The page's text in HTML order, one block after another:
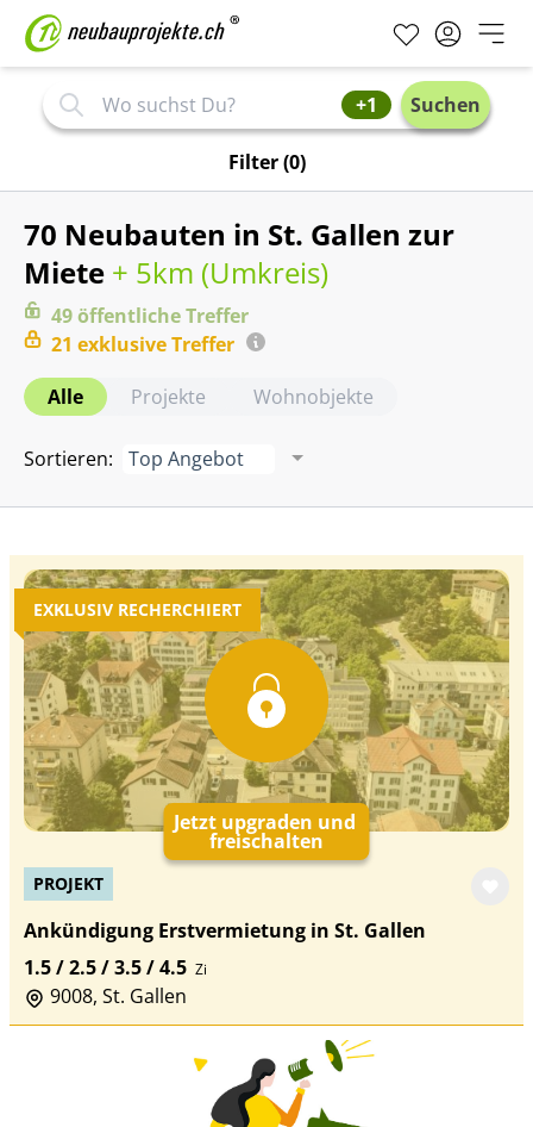
+1 Suchen
Filter(0)
70 Neubauten in St. Gallen zur
Miete + 5km (Umkreis)
49öffentlicheTreffer
21 exklusiveTreffer
Alle
Projekte Wohnobjekte
Sortieren: Top Angebot
EXKLUSIV RECHERCHIERT
Jetzt upgraden und
freischalten
PROJEKT
Ankündigung Erstvermietung in St. Gallen
1.5 / 2.5 / 3.5 / 4.5 Zi
9008, St. Gallen